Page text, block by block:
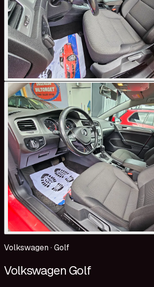
Volkswagen·Golf
Volkswagen Golf